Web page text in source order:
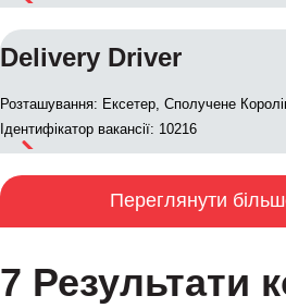
Delivery Driver
Розташування: Ексетер, Сполучене
Ідентифікатор вакансії: 10216
Переглянути
7 Результати